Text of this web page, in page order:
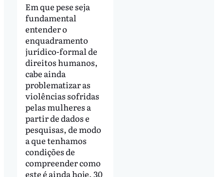
Em que pese seja
fundamental
entender o
enquadramento
jurídico-formal de
direitos humanos,
cabe ainda
problematizar as
violências sofridas
pelas mulheres a
partir de dados e
pesquisas, de modo
a que tenhamos
condições de
compreender como
este é ainda hoje, 30